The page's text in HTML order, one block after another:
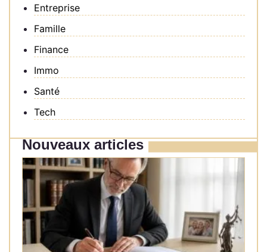
Entreprise
Famille
Finance
Immo
Santé
Tech
Nouveaux articles